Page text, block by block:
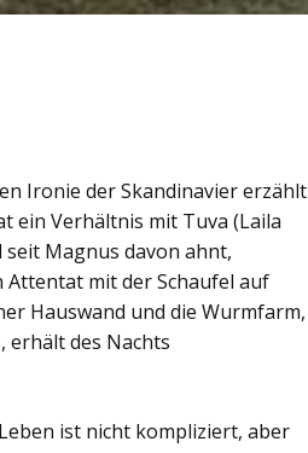
Ironie der Skandinavier erzählt
ein Verhältnis mit Tuva (Laila
seit Magnus davon ahnt,
Attentat mit der Schaufel auf
Hauswand und die Wurmfarm,
erhält des Nachts
ist nicht kompliziert, aber